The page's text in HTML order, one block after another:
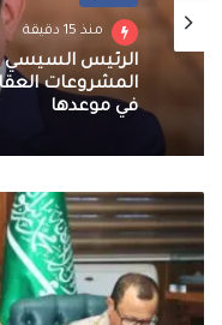
منذ 15 دقيقة
الرئيس السيسي
المشروعات
في موعدها
قائد
القوات
البحرية
يلتقى
رئيس